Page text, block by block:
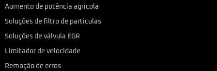
Aumento de potência agrícola
Soluções de filtro de partículas
Soluções de válvula EGR
Limitador de velocidade
Remoção de erros